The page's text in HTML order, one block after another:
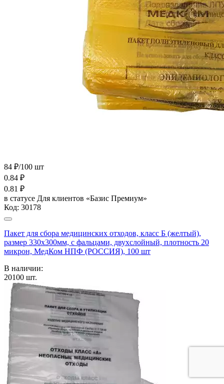
84 ₽/100 шт
0.84 ₽
0.81 ₽
в статусе Для клиентов «Базис Премиум»
Код: 30178
Пакет для сбора медицинских отходов, класс Б (желтый),
размер 330х300мм, с фальцами, двухслойный, плотность 20
микрон, МедКом НПФ (РОССИЯ), 100 шт
В наличии:
20100 шт.